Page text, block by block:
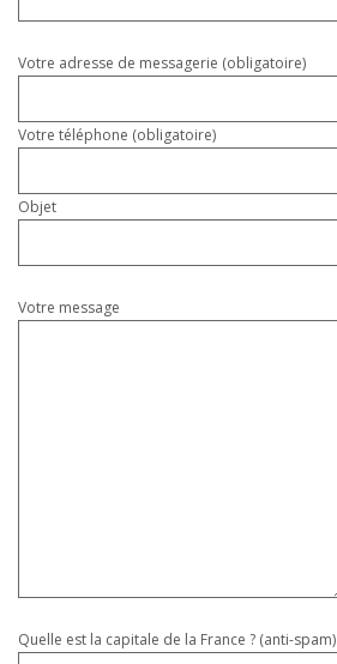
vide.
Votre adresse de messagerie (obligatoire)
Votre téléphone (obligatoire)
Objet
Votre message
Quelle est la capitale de la France ? (anti-spam)